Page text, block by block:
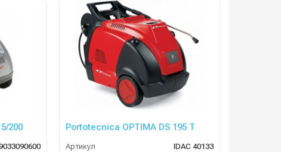
200 Portotecnica OPTIMA DS 195 T
Артикул
IDAC 40133